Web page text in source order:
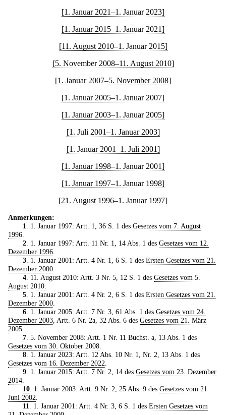
[1. Januar 2021–1. Januar 2023]
[1. Januar 2015–1. Januar 2021]
[11. August 2010–1. Januar 2015]
[5. November 2008–11. August 2010]
[1. Januar 2007–5. November 2008]
[1. Januar 2005–1. Januar 2007]
[1. Januar 2003–1. Januar 2005]
[1. Juli 2001–1. Januar 2003]
[1. Januar 2001–1. Juli 2001]
[1. Januar 1998–1. Januar 2001]
[1. Januar 1997–1. Januar 1998]
[21. August 1996–1. Januar 1997]
Anmerkungen:
1. 1. Januar 1997: Artt. 1, 36 S. 1 des Gesetzes vom 7. August
1996.
2. 1. Januar 1997: Artt. 11 Nr. 1, 14 Abs. 1 des Gesetzes vom 12.
Dezember 1996.
3. 1. Januar 2001: Artt. 4 Nr. 1, 6 S. 1 des Ersten Gesetzes vom 21.
Dezember 2000.
4. 11. August 2010: Artt. 3 Nr. 5, 12 S. 1 des Gesetzes vom 5.
August 2010.
5. 1. Januar 2001: Artt. 4 Nr. 2, 6 S. 1 des Ersten Gesetzes vom 21.
Dezember 2000.
6. 1. Januar 2005: Artt. 7 Nr. 3, 61 Abs. 1 des Gesetzes vom 24.
Dezember 2003, Artt. 6 Nr. 2a, 32 Abs. 6 des Gesetzes vom 21. März
2005.
7. 5. November 2008: Artt. 1 Nr. 11 Buchst. a, 13 Abs. 1 des
Gesetzes vom 30. Oktober 2008.
8. 1. Januar 2023: Artt. 12 Abs. 10 Nr. 1, Nr. 2, 13 Abs. 1 des
Gesetzes vom 16. Dezember 2022.
9. 1. Januar 2015: Artt. 7 Nr. 2, 14 des Gesetzes vom 23. Dezember
2014.
10. 1. Januar 2003: Artt. 9 Nr. 2, 25 Abs. 9 des Gesetzes vom 21.
Juni 2002.
11. 1. Januar 2001: Artt. 4 Nr. 3, 6 S. 1 des Ersten Gesetzes vom